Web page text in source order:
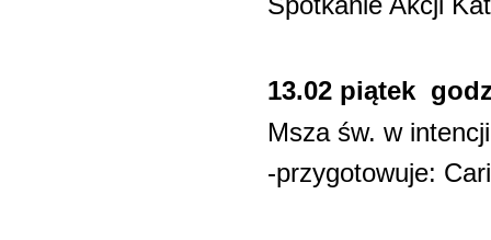
13.02 piątek
Msza św. w
-przygotowuje: